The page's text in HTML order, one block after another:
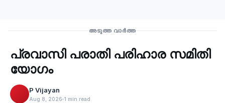
അടുത്ത വാർത്ത
‹
പ്രവാസി പരാതി പരിഹാര സമിതി
യോഗം
P Vijayan
Aug 8, 2026 1 min read